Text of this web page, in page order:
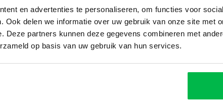
en advertenties te personaliseren, om functies voor
Ook delen we informatie over uw gebruik van onze site met
Deze partners kunnen deze gegevens combineren met
op basis van uw gebruik van hun services.
Reviews